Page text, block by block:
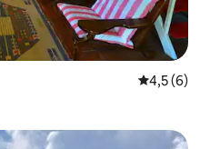
4,5 de
4,5 (6)